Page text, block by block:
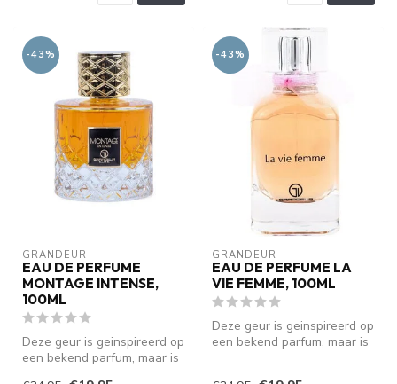
-43%
GRANDEUR
EAU DE PERFUME
MONTAGE INTENSE,
100ML
Deze geur is geinspireerd op
een bekend parfum, maar is
-43%
GRANDEUR
EAU DE PERFUME LA
VIE FEMME, 100ML
Deze geur is geinspireerd op
een bekend parfum, maar is